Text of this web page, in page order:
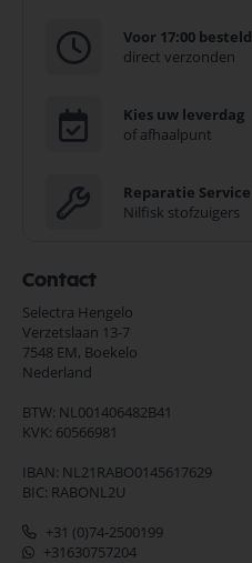
Voor 17:00 besteld
direct verzonden
Kies uw leverdag
of afhaalpunt
Reparatie Service
Nilfisk stofzuigers
Contact
Selectra Hengelo
Verzetslaan 13-7
7548 EM, Boekelo
Nederland
BTW: NL001406482B41
KVK: 60566981
IBAN: NL21RABO0145617629
BIC: RABONL2U
+31 (0)74-2500199
+31630757204